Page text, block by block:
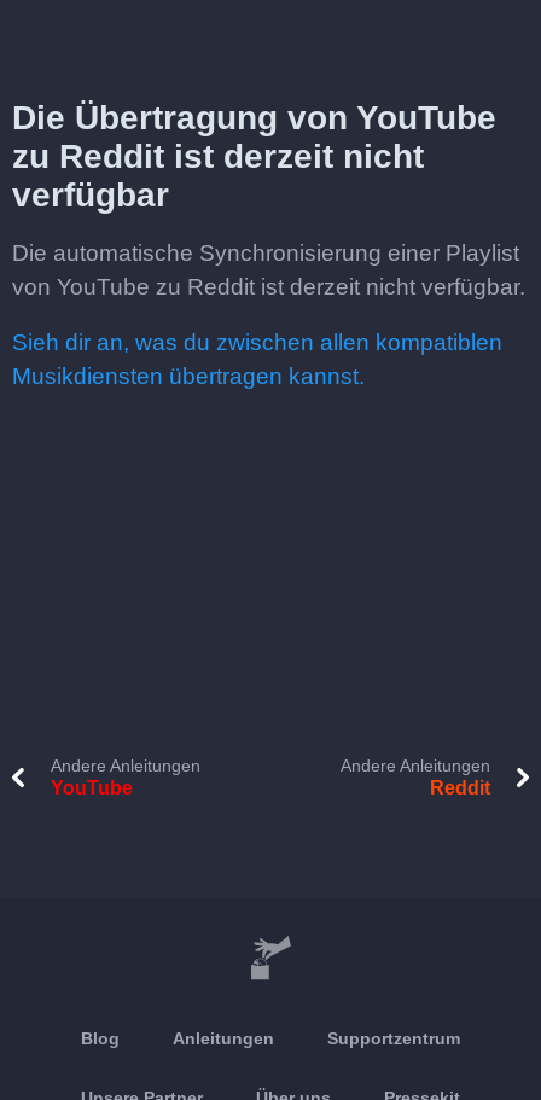
Die Übertragung von YouTube
zu Reddit ist derzeit nicht
verfügbar
Die automatische Synchronisierung einer Playlist
von YouTube zu Reddit ist derzeit nicht verfügbar.
Sieh dir an, was du zwischen allen kompatiblen
Musikdiensten übertragen kannst.
Andere Anleitungen
YouTube
Andere Anleitungen
Reddit
Blog Anleitungen Supportzentrum